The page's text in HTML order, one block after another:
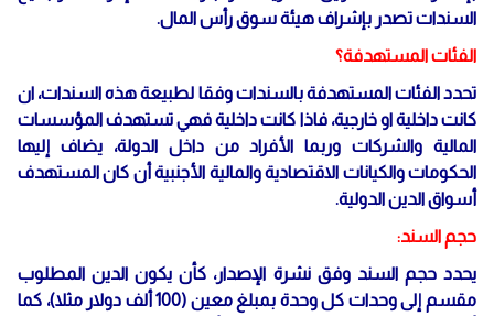
السندات تصدر بإشراف هيئة سوق رأس المال.
الفئات المستهدفة؟
تحدد الفئات المستهدفة بالسندات وفقا لطبيعة هذه السندات، ان
كانت داخلية او خارجية، فاذا كانت داخلية فهي تستهدف المؤسسات
المالية والشركات وربما الأفراد من داخل الدولة، يضاف إليها
الحكومات والكيانات الاقتصادية والمالية الأجنبية أن كان المستهدف
أسواق الدين الدولية.
حجم السند:
يحدد حجم السند وفق نشرة الإصدار، كأن يكون الدين المطلوب
مقسم إلى وحدات كل وحدة بمبلغ معين (100 ألف دولار مثلا)، كما